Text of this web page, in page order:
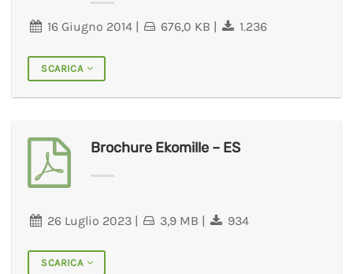
16 Giugno 2014| 676,0 KB | 1.236
SCARICA
Brochure Ekomille – ES
26 Luglio 2023| 3,9 MB | 934
SCARICA